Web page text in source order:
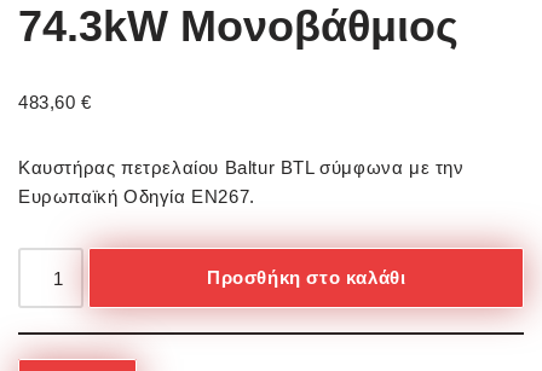
74.3kW Μονοβάθμιος
483,60€
Καυστήρας πετρελαίου Baltur BTL σύμφωνα με την
Ευρωπαϊκή Οδηγία ΕΝ267.
Προσθήκη στο καλάθι